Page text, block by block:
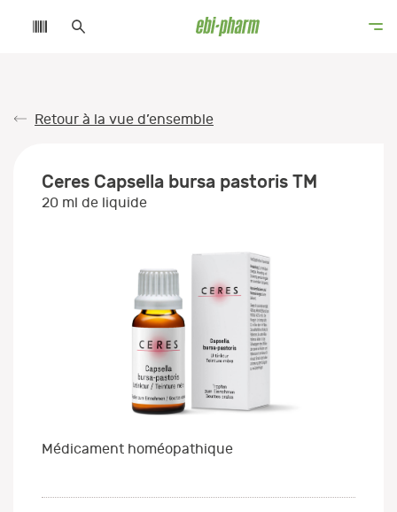
Retour à la vue d’ensemble
Ceres Capsella bursa pastoris TM
20 ml de liquide
Médicament homéopathique